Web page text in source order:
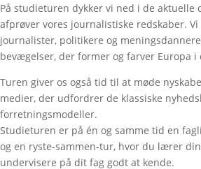
På studieturen dykker vi ned i de aktuelle
afprøver vores journalistiske redskaber. Vi
journalister, politikere og
bevægelser, der former og farver Europa i
Turen giver os også tid til at møde
medier, der udfordrer de klassiske
forretningsmodeller.
Studieturen er på én og samme tid en
og en ryste-sammen-tur, hvor du lærer
undervisere på dit fag godt at kende.